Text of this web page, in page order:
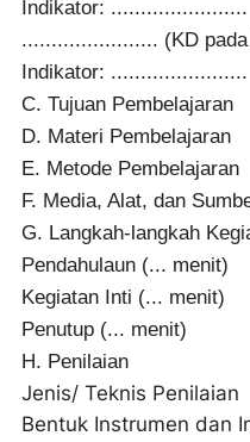
Indikator: .......................
....................... (KD
Indikator: .......................
C. Tujuan Pembelajaran
D. Materi Pembelajaran
E. Metode Pembelajaran
F. Media, Alat, dan
G. Langkah-langkah
Pendahulaun (... menit)
Kegiatan Inti (... menit)
Penutup (... menit)
H. Penilaian
Jenis/ Teknis Penilaian
Bentuk Instrumen dan